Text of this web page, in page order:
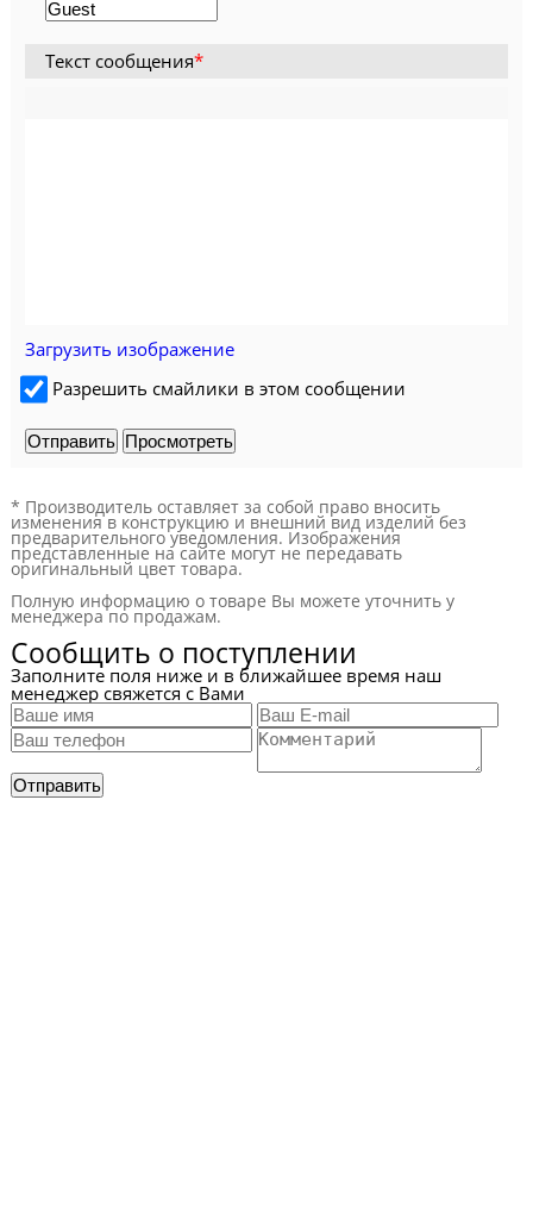
Текст сообщения*
Загрузить изображение
Разрешить смайлики в этом сообщении
* Производитель оставляет за собой право вносить
изменения в конструкцию и внешний вид изделий без
предварительного уведомления. Изображения
представленные на сайте могут не передавать
оригинальный цвет товара.
Полную информацию о товаре Вы можете уточнить у
менеджера по продажам.
Сообщить о поступлении
Заполните поля ниже и в ближайшее время наш
менеджер свяжется с Вами